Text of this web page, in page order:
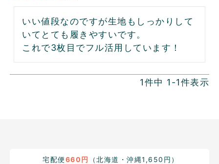
いい値段なのですが生地もしっかりして
いてとても履きやすいです。
これで3枚目でフル活用しています！
1件中 1 -1件表示
宅配便660円
（北海道・沖縄1,650円）